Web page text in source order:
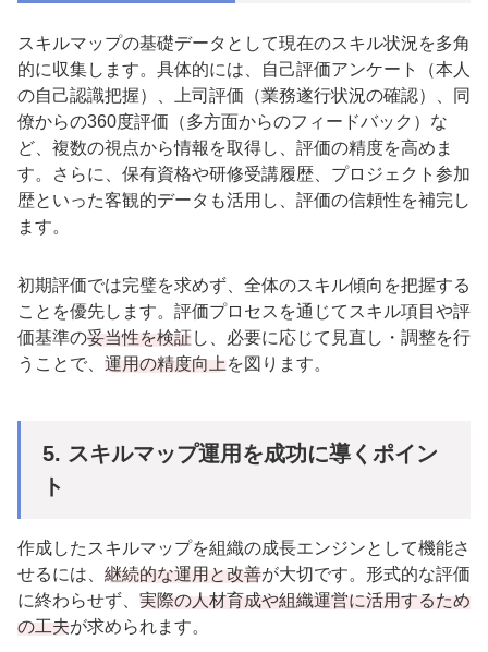
スキルマップの基礎データとして現在のスキル状況を多角
的に収集します。具体的には、自己評価アンケート（本人
の自己認識把握）、上司評価（業務遂行状況の確認）、同
僚からの360度評価（多方面からのフィードバック）な
ど、複数の視点から情報を取得し、評価の精度を高めま
す。さらに、保有資格や研修受講履歴、プロジェクト参加
歴といった客観的データも活用し、評価の信頼性を補完し
ます。
初期評価では完璧を求めず、全体のスキル傾向を把握する
ことを優先します。評価プロセスを通じてスキル項目や評
価基準の妥当性を検証 し、必要に応じて見直し・調整を行
うことで、 運用の精度向上 を図ります。
5. スキルマップ運用を成功に導くポイン
ト
作成したスキルマップを組織の成長エンジンとして機能さ
せるには、 継続的な運用と改善が大切です。形式的な評価
に終わらせず、 実際の人材育成や組織運営に活用するため
の工夫が求められます。